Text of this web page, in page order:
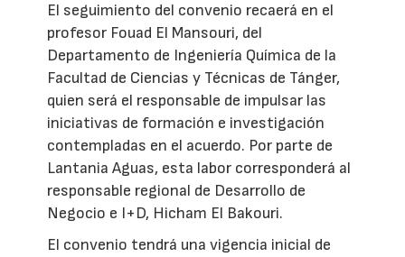
El seguimiento del convenio recaerá en el
profesor Fouad El Mansouri, del
Departamento de Ingeniería Química de la
Facultad de Ciencias y Técnicas de Tánger,
quien será el responsable de impulsar las
iniciativas de formación e investigación
contempladas en el acuerdo. Por parte de
Lantania Aguas, esta labor corresponderá al
responsable regional de Desarrollo de
Negocio e I+D, Hicham El Bakouri.
El convenio tendrá una vigencia inicial de